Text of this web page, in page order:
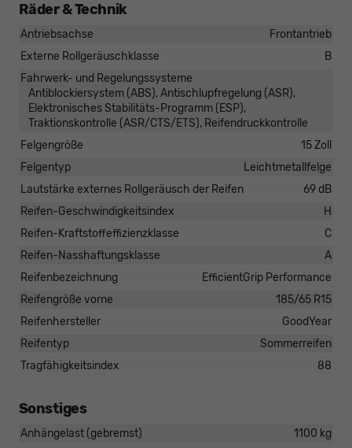
Räder & Technik
Antriebsachse
Frontantrieb
Externe Rollgeräuschklasse
B
Fahrwerk- und Regelungssysteme
Antiblockiersystem (ABS), Antischlupfregelung (ASR),
Elektronisches Stabilitäts-Programm (ESP),
Traktionskontrolle (ASR/CTS/ETS), Reifendruckkontrolle
Felgengröße
15 Zoll
Felgentyp
Leichtmetallfelge
Lautstärke externes Rollgeräusch der Reifen
69 dB
Reifen-Geschwindigkeitsindex
H
Reifen-Kraftstoffeffizienzklasse
C
Reifen-Nasshaftungsklasse
A
Reifenbezeichnung
EfficientGrip Performance
Reifengröße vorne
185/65 R15
Reifenhersteller
GoodYear
Reifentyp
Sommerreifen
Tragfähigkeitsindex
88
Sonstiges
Anhängelast (gebremst)
1100 kg